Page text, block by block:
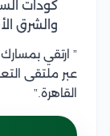
كودات
والشرق
” ارتقي
عبر ملتقى
القاهرة.”